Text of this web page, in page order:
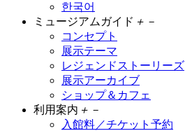
한국어
ミュージアムガイド ＋ －
コンセプト
展示テーマ
レジェンドストーリーズ
展示アーカイブ
ショップ＆カフェ
利用案内 ＋ －
入館料／チケット予約